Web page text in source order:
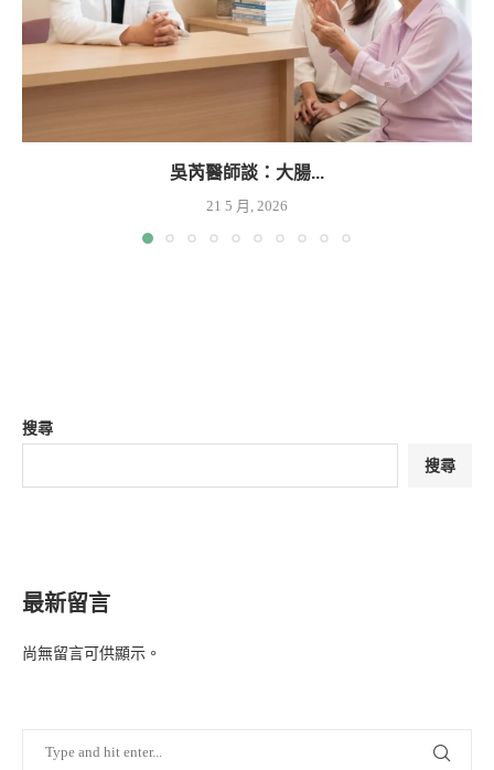
吳芮醫師談：大腸...
21 5 月, 2026
搜尋
搜尋
最新留言
尚無留言可供顯示。